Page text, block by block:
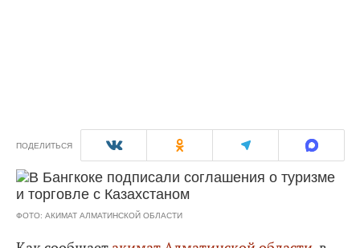
ПОДЕЛИТЬСЯ
ФОТО: АКИМАТ АЛМАТИНСКОЙ ОБЛАСТИ